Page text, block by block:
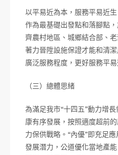
以平易近為本，服務平易近
作為最基礎出發點和落腳點
齊農村地區、城鄉結合部、
著力晉陞設施保證才能和清
廣泛服務程度，更好服務平易
（三）總體思緒
為滿足我市“十四五”動力增
康有序發展，按照適度超前
力保供戰略。“內優”即充足
發展潛力，公道優化當地產